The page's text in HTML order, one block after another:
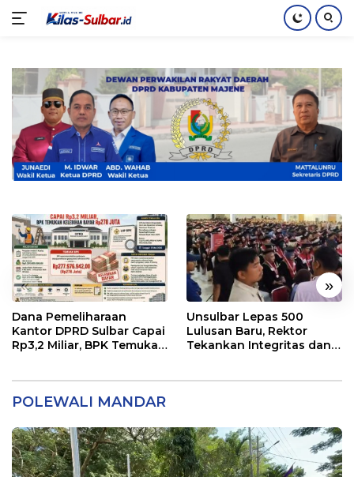
konten
« »
Dana Pemeliharaan
Kantor DPRD Sulbar Capai
Rp3,2 Miliar, BPK Temukan
Unsulbar Lepas 500
Lulusan Baru, Rektor
Tekankan Integritas dan
POLEWALI MANDAR